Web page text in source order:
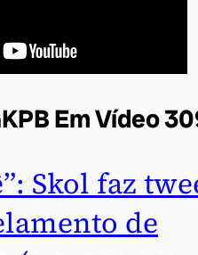
Em Vídeo
Skol faz
de